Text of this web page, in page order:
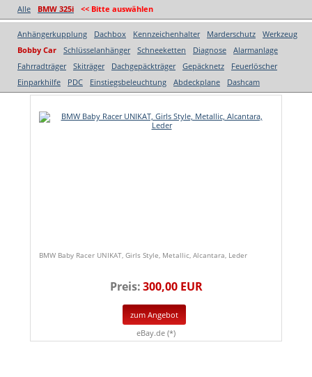
Alle BMW 325i << Bitte auswählen
Anhängerkupplung Dachbox Kennzeichenhalter Marderschutz
Werkzeug
Bobby Car
Schlüsselanhänger Schneeketten Diagnose
Alarmanlage
Fahrradträger
Skiträger Dachgepäckträger Gepäcknetz
Feuerlöscher
Einparkhilfe
PDC Einstiegsbeleuchtung Abdeckplane Dashcam
BMW Baby Racer UNIKAT, Girls Style, Metallic, Alcantara, Leder
Preis:300,00 EUR
zum Angebot
eBay.de (*)